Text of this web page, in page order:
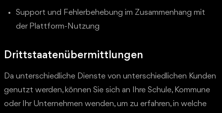
Support und Fehlerbehebung im Zusammenhang mit
der Plattform-Nutzung
Drittstaatenübermittlungen
Da unterschiedliche Dienste von unterschiedlichen Kunden
genutzt werden, können Sie sich an Ihre Schule, Kommune
oder Ihr Unternehmen wenden, um zu erfahren, in welche